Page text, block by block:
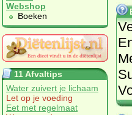
Webshop
Boeken
11 Afvaltips
Water zuivert je lichaam
Let op je voeding
Eet met regelmaat